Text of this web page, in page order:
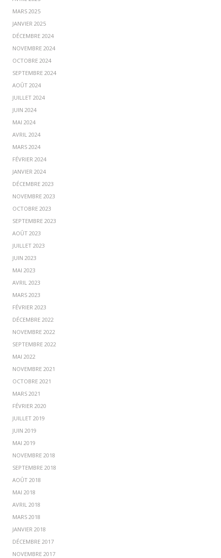
MARS 2025
JANVIER 2025
DÉCEMBRE 2024
NOVEMBRE 2024
OCTOBRE 2024
SEPTEMBRE 2024
AOÛT 2024
JUILLET 2024
JUIN 2024
MAI 2024
AVRIL 2024
MARS 2024
FÉVRIER 2024
JANVIER 2024
DÉCEMBRE 2023
NOVEMBRE 2023
OCTOBRE 2023
SEPTEMBRE 2023
AOÛT 2023
JUILLET 2023
JUIN 2023
MAI 2023
AVRIL 2023
MARS 2023
FÉVRIER 2023
DÉCEMBRE 2022
NOVEMBRE 2022
SEPTEMBRE 2022
MAI 2022
NOVEMBRE 2021
OCTOBRE 2021
MARS 2021
FÉVRIER 2020
JUILLET 2019
JUIN 2019
MAI 2019
NOVEMBRE 2018
SEPTEMBRE 2018
AOÛT 2018
MAI 2018
AVRIL 2018
MARS 2018
JANVIER 2018
DÉCEMBRE 2017
NOVEMBRE 2017